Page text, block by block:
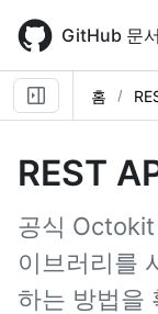
main
content
GitHub 문서
홈
REST
공식
이브러리를
하는 방법을